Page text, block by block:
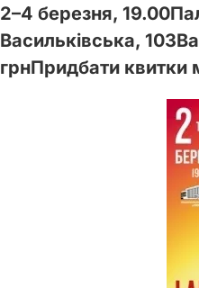
2–4 березня, 19.00
Васильківська, 103
грнПридбати квитки